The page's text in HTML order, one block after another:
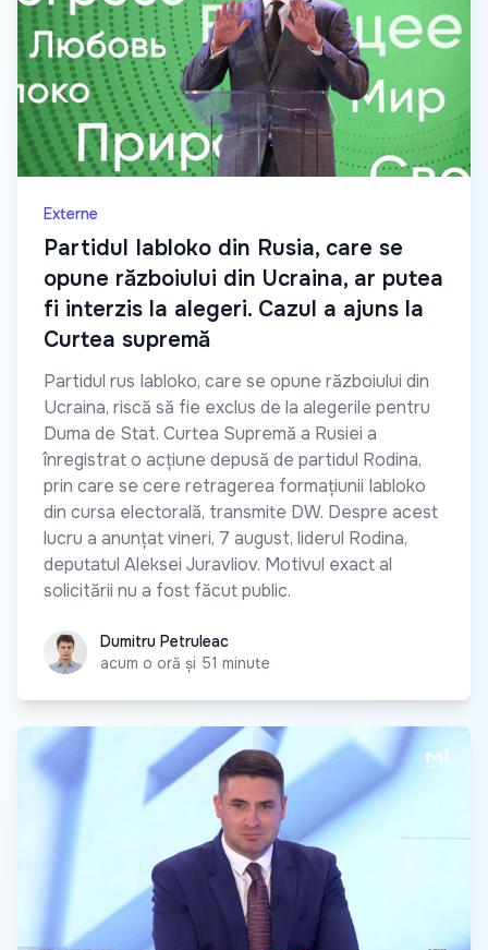
Externe
Partidul Iabloko din Rusia, care se
opune războiului din Ucraina, ar putea
fi interzis la alegeri. Cazul a ajuns la
Curtea supremă
Partidul rus Iabloko, care se opune războiului din
Ucraina, riscă să fie exclus de la alegerile pentru
Duma de Stat. Curtea Supremă a Rusiei a
înregistrat o acțiune depusă de partidul Rodina,
prin care se cere retragerea formațiunii Iabloko
din cursa electorală, transmite DW. Despre acest
lucru a anunțat vineri, 7 august, liderul Rodina,
deputatul Aleksei Juravliov. Motivul exact al
solicitării nu a fost făcut public.
Dumitru Petruleac
Dumitru Petruleac
acum o oră și 51 minute